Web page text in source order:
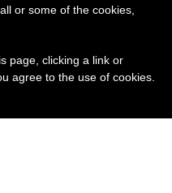
or some of the cookies,
page, clicking a link or
agree to the use of cookies.